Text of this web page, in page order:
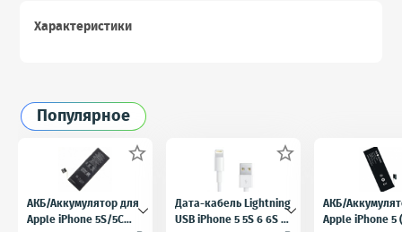
Характеристики
Популярное

АКБ/Аккумулятор для
Apple iPhone 5S/5C

Дата-кабель Lightning
USB iPhone 5 5S 6 6S 7
АКБ/
Apple iPhone